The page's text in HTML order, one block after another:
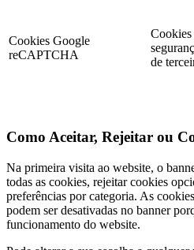
Cookies Google
reCAPTCHA
Cookies
de
Como Aceitar, Rejeitar ou
Na primeira visita ao website, o
todas as cookies, rejeitar cookies
preferências por categoria. As
podem ser desativadas no banner
funcionamento do website.